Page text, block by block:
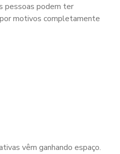
pessoas podem ter
motivos completamente
vêm ganhando espaço.